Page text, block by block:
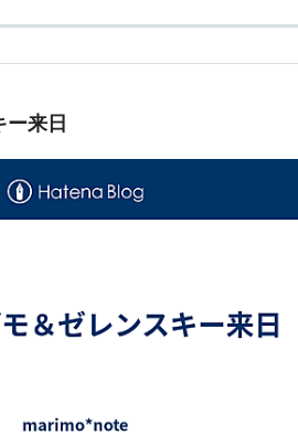
用しなくても目標を破壊できる弾
艦船に搭載される近接防御火器シ
弾）などで使用されている。
ある*2。
が高いタングステン弾芯などに比
弾丸から出る放射能（α線）の問題
姿勢を批判している。だが現在の
ー来日